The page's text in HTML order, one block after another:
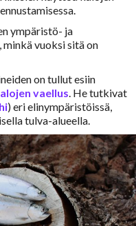
ympäristö- ja
vuoksi sitä on
on tullut esiin
vaellus. He tutkivat
)eri elinympäristöissä,
tulva-alueella.